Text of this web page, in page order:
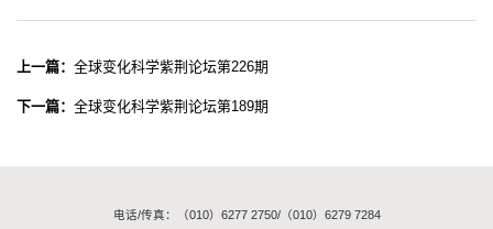
上一篇： 全球变化科学紫荆论坛第226期
下一篇： 全球变化科学紫荆论坛第189期
电话/传真：（010）6277 2750/（010）6279 7284